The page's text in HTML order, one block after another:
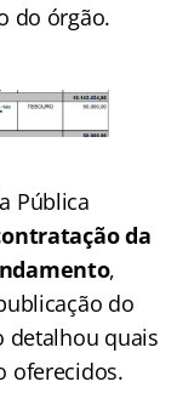
do órgão.
Pública
da
,
do
detalhou quais
oferecidos.